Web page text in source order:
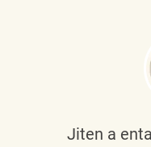
Jiten a